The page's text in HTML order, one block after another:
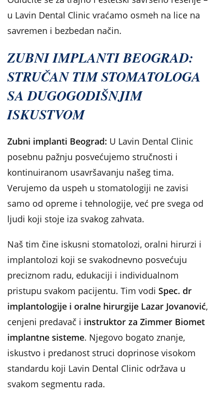
u Lavin Dental Clinic vraćamo osmeh na lice na
savremen i bezbedan način.
ZUBNI IMPLANTI BEOGRAD:
STRUČAN TIM STOMATOLOGA
SA DUGOGODIŠNJIM
ISKUSTVOM
Zubni implanti Beograd: U Lavin Dental Clinic
posebnu pažnju posvećujemo stručnosti i
kontinuiranom usavršavanju našeg tima.
Verujemo da uspeh u stomatologiji ne zavisi
samo od opreme i tehnologije, već pre svega od
ljudi koji stoje iza svakog zahvata.
Naš tim čine iskusni stomatolozi, oralni hirurzi i
implantolozi koji se svakodnevno posvećuju
preciznom radu, edukaciji i individualnom
pristupu svakom pacijentu. Tim vodi Spec. dr
implantologije i oralne hirurgije Lazar Jovanović,
cenjeni predavač i instruktor za Zimmer Biomet
implantne sisteme. Njegovo bogato znanje,
iskustvo i predanost struci doprinose visokom
standardu koji Lavin Dental Clinic održava u
svakom segmentu rada.